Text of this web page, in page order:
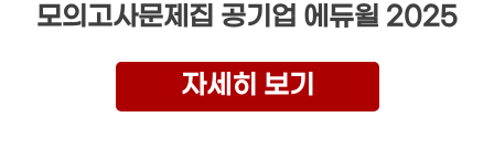
모의고사문제집 공기업 에듀윌 2025
자세히 보기